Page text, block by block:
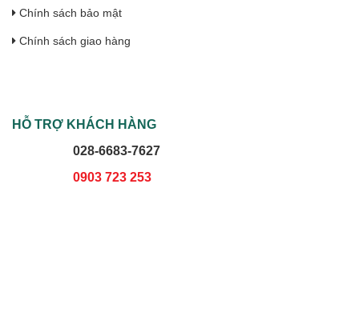
Chính sách bảo mật
Chính sách giao hàng
HỖ TRỢ KHÁCH HÀNG
028-6683-7627
0903 723 253